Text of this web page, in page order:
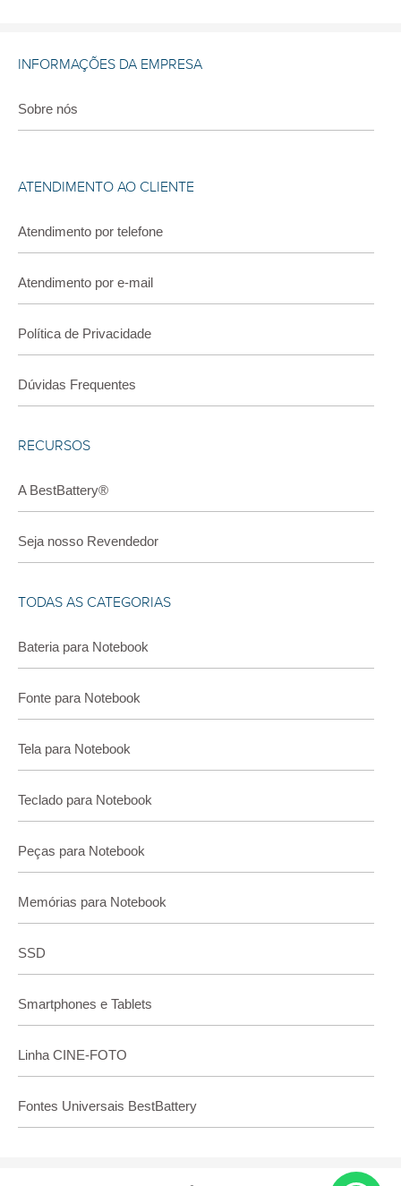
INFORMAÇÕES DA EMPRESA
Sobre nós
ATENDIMENTO AO CLIENTE
Atendimento por telefone
Atendimento por e-mail
Política de Privacidade
Dúvidas Frequentes
RECURSOS
A BestBattery®
Seja nosso Revendedor
TODAS AS CATEGORIAS
Bateria para Notebook
Fonte para Notebook
Tela para Notebook
Teclado para Notebook
Peças para Notebook
Memórias para Notebook
SSD
Smartphones e Tablets
Linha CINE-FOTO
Fontes Universais BestBattery